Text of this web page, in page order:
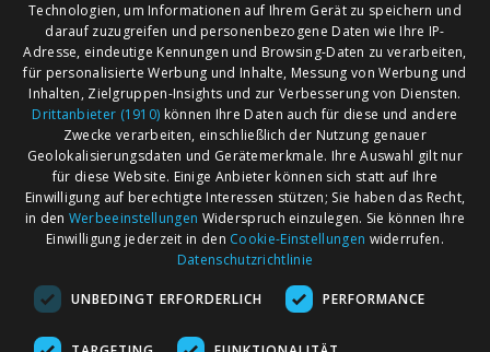
AGB
Impressum
Kontakt
Märkte nach Bundesländern
Märkte nach PLZ
Märkte nach Umkreis
Flohmarkt
Technologien, um Informationen auf Ihrem Gerät zu speichern und
darauf zuzugreifen und personenbezogene Daten wie Ihre IP-
Adresse, eindeutige Kennungen und Browsing-Daten zu verarbeiten,
für personalisierte Werbung und Inhalte, Messung von Werbung und
Inhalten, Zielgruppen-Insights und zur Verbesserung von Diensten.
Drittanbieter (1910) können Ihre Daten auch für diese und andere
Zwecke verarbeiten, einschließlich der Nutzung genauer
Geolokalisierungsdaten und Gerätemerkmale. Ihre Auswahl gilt nur
für diese Website. Einige Anbieter können sich statt auf Ihre
Einwilligung auf berechtigte Interessen stützen; Sie haben das Recht,
in den Werbeeinstellungen Widerspruch einzulegen. Sie können Ihre
Einwilligung jederzeit in den Cookie-Einstellungen widerrufen.
Datenschutzrichtlinie
UNBEDINGT ERFORDERLICH PERFORMANCE